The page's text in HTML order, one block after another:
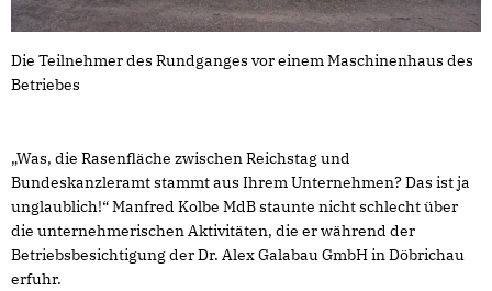
Die Teilnehmer des Rundganges vor einem Maschinenhaus des
Betriebes
Was, die Rasenfläche zwischen Reichstag und
Bundeskanzleramt stammt aus Ihrem Unternehmen? Das ist ja
unglaublich!“ Manfred Kolbe MdB staunte nicht schlecht über
die unternehmerischen Aktivitäten, die er während der
Betriebsbesichtigung der Dr. Alex Galabau GmbH in Döbrichau
erfuhr.